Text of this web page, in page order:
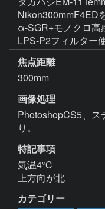
Nikon300mmF4ED
α-SGR+モノクロ高
LPS-P2フィルター
焦点距離
300mm
画像処理
PhotoshopCS5、ス
特記事項
気温4℃
上方向が北
カテゴリー